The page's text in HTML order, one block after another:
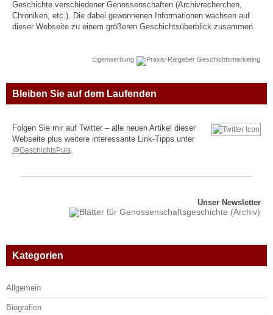
Geschichte verschiedener Genossenschaften (Archivrecherchen,
Chroniken, etc.). Die dabei gewonnenen Informationen wachsen auf
dieser Webseite zu einem größeren Geschichtsüberblick zusammen.
Eigenwerbung
Bleiben Sie auf dem Laufenden
Folgen Sie mir auf Twitter – alle neuen Artikel dieser
Webseite plus weitere interessante Link-Tipps unter
@GeschichtsPuls.
Unser Newsletter
Kategorien
Allgemein
Biografien